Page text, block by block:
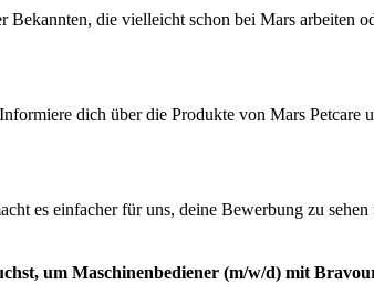
die vielleicht schon bei Mars
dich über die Produkte von Mars Petcare
es einfacher für uns, deine Bewerbung zu
um Maschinenbediener (m/w/d) mit